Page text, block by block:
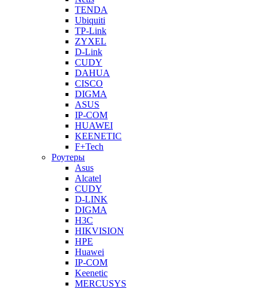
TENDA
Ubiquiti
TP-Link
ZYXEL
D-Link
CUDY
DAHUA
CISCO
DIGMA
ASUS
IP-COM
HUAWEI
KEENETIC
F+Tech
Роутеры
Asus
Alcatel
CUDY
D-LINK
DIGMA
H3C
HIKVISION
HPE
Huawei
IP-COM
Keenetic
MERCUSYS